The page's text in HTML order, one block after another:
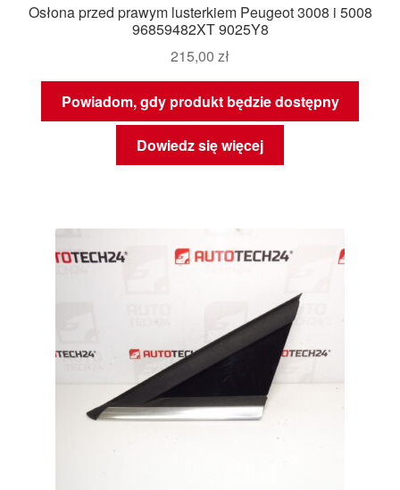
Osłona przed prawym lusterkiem Peugeot 3008 i 5008
96859482XT 9025Y8
215,00 zł
Powiadom, gdy produkt będzie dostępny
Dowiedz się więcej